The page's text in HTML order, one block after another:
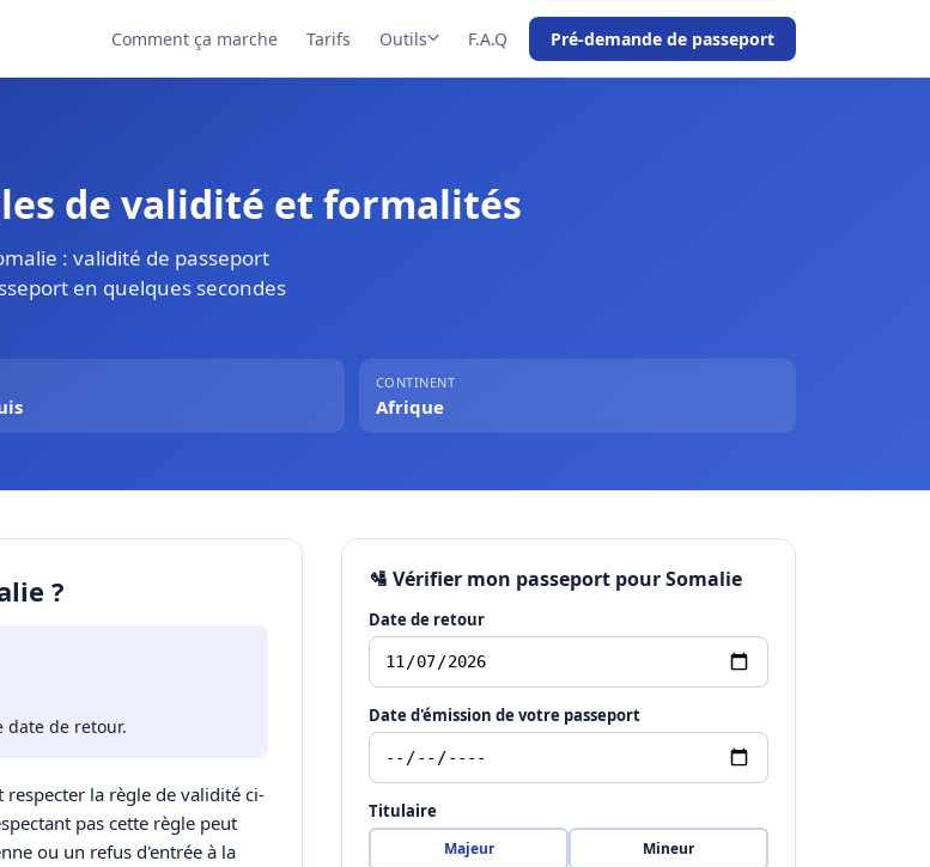
Comment ça marche Tarifs Outils F.A.Q Pré-demande de passeport
de validité et formalités
: validité de passeport
en quelques secondes
CONTINENT
Afrique
?
date de retour.
la règle de validité ci-
pas cette règle peut
ou un refus d'entrée à la
🛂 Vérifier mon passeport pour Somalie
Date de retour
Date d'émission de votre passeport
Titulaire
Majeur Mineur